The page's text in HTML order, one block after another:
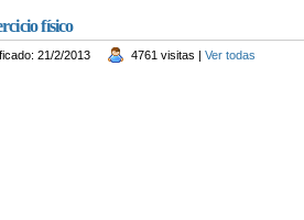
físico
21/2/2013 4761 visitas | Ver todas